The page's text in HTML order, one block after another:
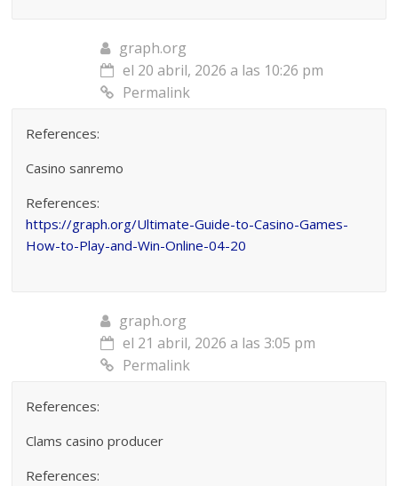
graph.org
el 20 abril, 2026 a las 10:26 pm
Permalink
References:
Casino sanremo
References:
https://graph.org/Ultimate-Guide-to-Casino-Games-
How-to-Play-and-Win-Online-04-20
graph.org
el 21 abril, 2026 a las 3:05 pm
Permalink
References:
Clams casino producer
References: